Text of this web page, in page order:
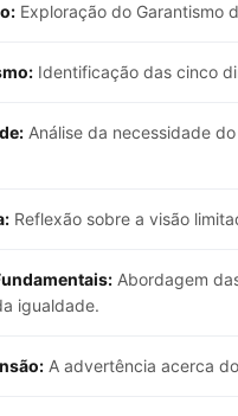
Exploração do Garantismo
Identificação das cinco
Análise da necessidade
Reflexão sobre a visão
Abordagem
igualdade.
A advertência acerca